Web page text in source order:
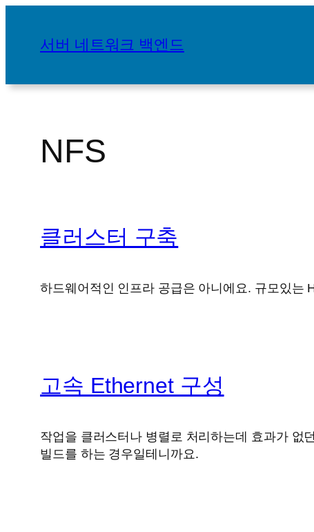
서버 네트워크 백엔드
NFS
클러스터 구축
하드웨어적인 인프라 공급은 아니에요. 규모있는
고속 Ethernet 구성
작업을 클러스터나 병렬로 처리하는데 효과가 없
빌드를 하는 경우일테니까요.